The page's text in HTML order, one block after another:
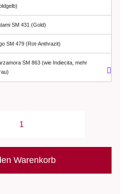
SM 431 (Gold)
SM 479 (Rot-Anthrazit)
SM 863 (wie Indiecita, mehr
Merino"
Warenkorb